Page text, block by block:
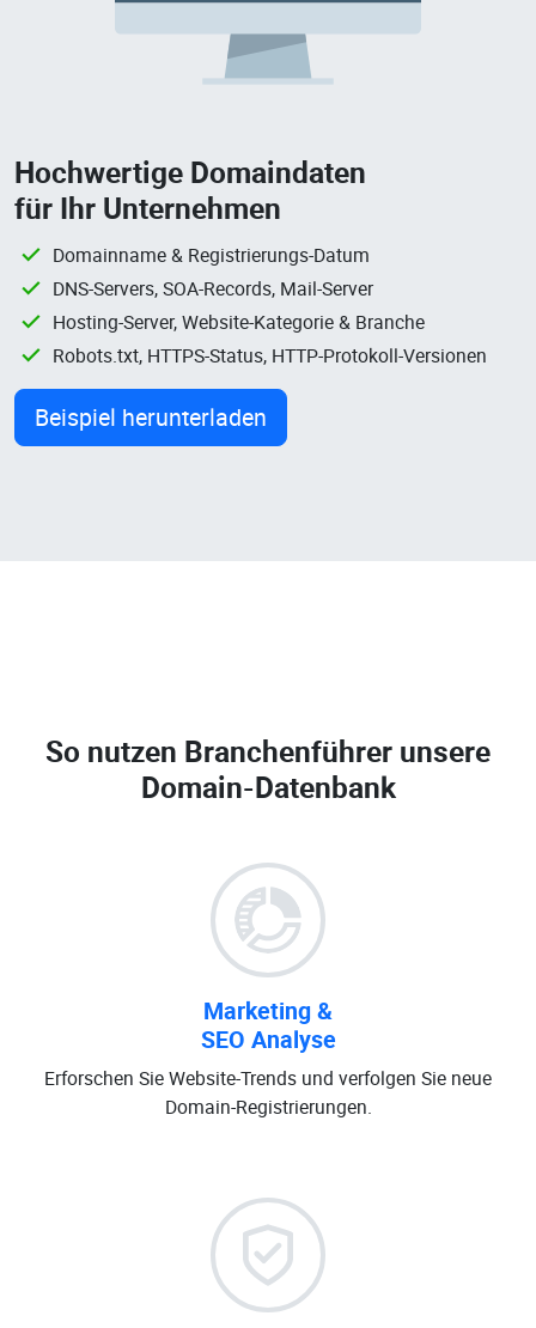
Hochwertige Domaindaten
für Ihr Unternehmen
Domainname & Registrierungs-Datum
DNS-Servers, SOA-Records, Mail-Server
Hosting-Server, Website-Kategorie & Branche
Robots.txt, HTTPS-Status, HTTP-Protokoll-Versionen
Beispiel herunterladen
So nutzen Branchenführer unsere
Domain-Datenbank
Marketing &
SEO Analyse
Erforschen Sie Website-Trends und verfolgen Sie neue
Domain-Registrierungen.